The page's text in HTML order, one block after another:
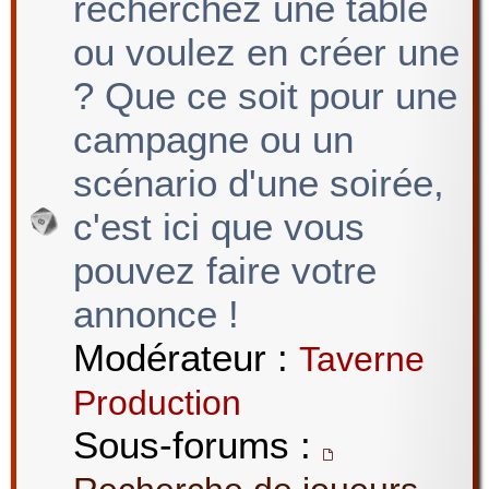
ou voulez en créer une
? Que ce soit pour une
campagne ou un
scénario d'une soirée,
c'est ici que vous
pouvez faire votre
annonce !
Modérateur : Taverne
Production
Sous-forums :